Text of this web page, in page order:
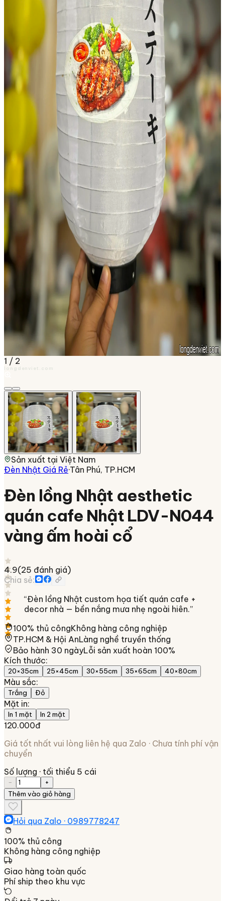
1 / 2
longdenviet.com
Sản xuất tại Việt Nam
Đèn Nhật Giá Rẻ·Tân Phú, TP.HCM
Đèn lồng Nhật aesthetic
quán cafe Nhật LDV-N044
vàng ấm hoài cổ
4.9(25 đánh giá)
Chia sẻ:
“Đèn lồng Nhật custom họa tiết quán cafe +
decor nhà — bền nắng mưa nhẹ ngoài hiên.”
100% thủ côngKhông hàng công nghiệp
TP.HCM & Hội AnLàng nghề truyền thống
Bảo hành 30 ngàyLỗi sản xuất hoàn 100%
Kích thước:
20×35cm 25×45cm 30×55cm 35×65cm 40×80cm
Màu sắc:
Trắng Đỏ
Mặt in:
In 1 mặt In 2 mặt
120.000đ
Giá tốt nhất vui lòng liên hệ qua Zalo · Chưa tính phí vận
chuyển
Số lượng · tối thiểu 5 cái
−
+
Thêm vào giỏ hàng
Hỏi qua Zalo · 0989778247
100% thủ công
Không hàng công nghiệp
Giao hàng toàn quốc
Phí ship theo khu vực